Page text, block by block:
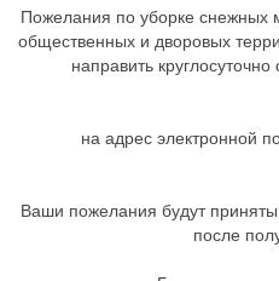
Пожелания по уборке снежных
общественных и дворовых
направить
на адрес электронной
Ваши пожелания будут
после